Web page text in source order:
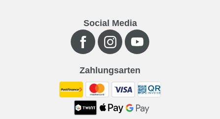
Social Media
Zahlungsarten